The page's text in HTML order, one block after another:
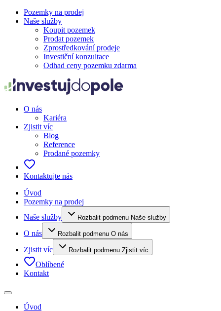
Pozemky na prodej
Naše služby
Koupit pozemek
Prodat pozemek
Zprostředkování prodeje
Investiční konzultace
Odhad ceny pozemku zdarma
O nás
Kariéra
Zjistit víc
Blog
Reference
Prodané pozemky
Kontaktujte nás
Úvod
Pozemky na prodej
Naše služby
Rozbalit podmenu Naše služby
O nás Rozbalit podmenu O nás
Zjistit víc Rozbalit podmenu Zjistit víc
Oblíbené
Kontakt
Úvod